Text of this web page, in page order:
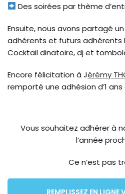
Des soirées par thème
Ensuite, nous avons partagé
adhérents et futurs adhérents
Cocktail dinatoire, dj et
Encore félicitation à Jérémy
remporté une adhésion d’1 ans
Vous souhaitez adhérer à
l’année
Ce n’est pas
REMPLISSEZ EN LIGNE